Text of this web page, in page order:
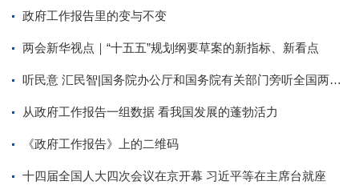
政府工作报告里的变与不变
两会新华视点｜“十五五”规划纲要草案的新指标、新看点
听民意 汇民智|国务院办公厅和国务院有关部门旁听全国两会，将代表委员真知灼见化为实招硬招
从政府工作报告一组数据 看我国发展的蓬勃活力
《政府工作报告》上的二维码
十四届全国人大四次会议在京开幕 习近平等在主席台就座